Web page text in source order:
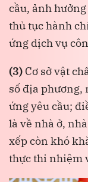
cầu, ảnh
thủ tục hành
ứng dịch vụ
(3) Cơ sở vật
số địa phương,
ứng yêu cầu;
là về nhà ở,
xếp còn khó
thực thi nhiệm